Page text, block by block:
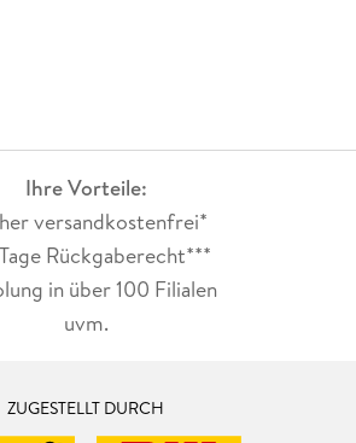
Ihre Vorteile:
versandkostenfrei*
Rückgaberecht***
in über 100 Filialen
uvm.
ZUGESTELLT DURCH